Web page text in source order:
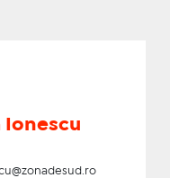
Ionescu